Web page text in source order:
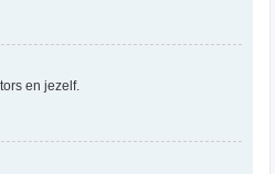
en jezelf.